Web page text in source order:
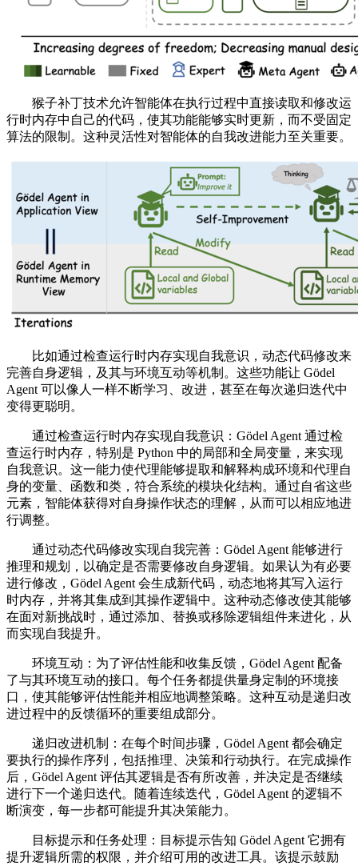
猴子补丁技术允许智能体在执行过程中直接读取和修改运
行时内存中自己的代码，使其功能能够实时更新，而不受固定
算法的限制。这种灵活性对智能体的自我改进能力至关重要。
比如通过检查运行时内存实现自我意识，动态代码修改来
完善自身逻辑，及其与环境互动等机制。这些功能让 Gödel
Agent 可以像人一样不断学习、改进，甚至在每次递归迭代中
变得更聪明。
通过检查运行时内存实现自我意识：Gödel Agent 通过检
查运行时内存，特别是 Python 中的局部和全局变量，来实现
自我意识。这一能力使代理能够提取和解释构成环境和代理自
身的变量、函数和类，符合系统的模块化结构。通过自省这些
元素，智能体获得对自身操作状态的理解，从而可以相应地进
行调整。
通过动态代码修改实现自我完善：Gödel Agent 能够进行
推理和规划，以确定是否需要修改自身逻辑。如果认为有必要
进行修改，Gödel Agent 会生成新代码，动态地将其写入运行
时内存，并将其集成到其操作逻辑中。这种动态修改使其能够
在面对新挑战时，通过添加、替换或移除逻辑组件来进化，从
而实现自我提升。
环境互动：为了评估性能和收集反馈，Gödel Agent 配备
了与其环境互动的接口。每个任务都提供量身定制的环境接
口，使其能够评估性能并相应地调整策略。这种互动是递归改
进过程中的反馈循环的重要组成部分。
递归改进机制：在每个时间步骤，Gödel Agent 都会确定
要执行的操作序列，包括推理、决策和行动执行。在完成操作
后，Gödel Agent 评估其逻辑是否有所改善，并决定是否继续
进行下一个递归迭代。随着连续迭代，Gödel Agent 的逻辑不
断演变，每一步都可能提升其决策能力。
目标提示和任务处理：目标提示告知 Gödel Agent 它拥有
提升逻辑所需的权限，并介绍可用的改进工具。该提示鼓励